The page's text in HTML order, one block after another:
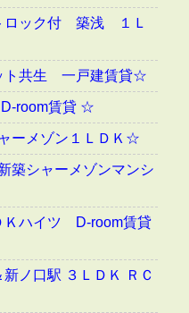
ロック付 築浅 １Ｌ
共生 一戸建賃貸☆
room賃貸 ☆
ーメゾン１ＬＤＫ☆
築シャーメゾンマンシ
ハイツ D-room賃貸
ノ口駅 ３ＬＤＫ ＲＣ